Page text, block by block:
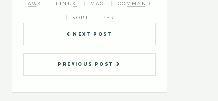
NEXT POST
PREVIOUS POST
AWK LINUX MAC COMMAND
SORT PERL